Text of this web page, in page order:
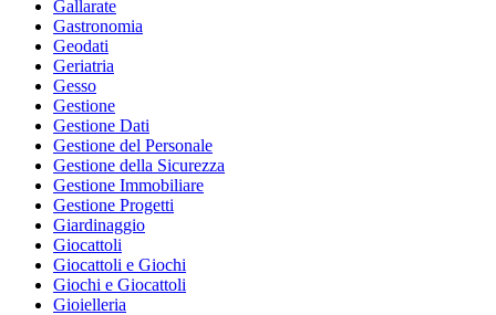
Gallarate
Gastronomia
Geodati
Geriatria
Gesso
Gestione
Gestione Dati
Gestione del Personale
Gestione della Sicurezza
Gestione Immobiliare
Gestione Progetti
Giardinaggio
Giocattoli
Giocattoli e Giochi
Giochi e Giocattoli
Gioielleria